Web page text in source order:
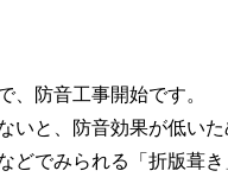
、防音工事開始です。
いと、防音効果が低い
どでみられる「折版葺